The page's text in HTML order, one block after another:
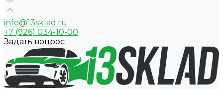
info@13sklad.ru
+7 (926) 034-10-00
Задать вопрос